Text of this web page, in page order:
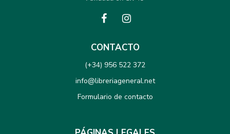
CONTACTO
(+34) 956 522 372
info@libreriageneral.net
Formulario de contacto